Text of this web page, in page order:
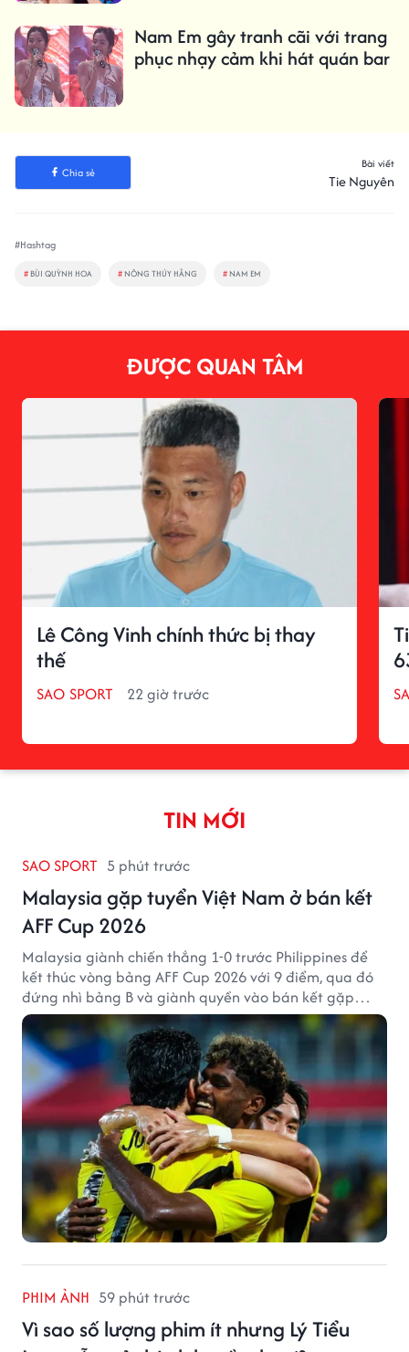
Nam Em gây tranh cãi với trang
phục nhạy cảm khi hát quán bar
Chia sẻ
Bài viết
Tie Nguyên
#Hashtag
# BÙI QUỲNH HOA # NÔNG THÚY HẰNG # NAM EM
ĐƯỢC QUAN TÂM
Lê Công Vinh chính thức bị thay
thế
SAO SPORT 22 giờ trước
TIN MỚI
SAO SPORT 5 phút trước
Malaysia gặp tuyển Việt Nam ở bán kết
AFF Cup 2026
Malaysia giành chiến thắng 1-0 trước Philippines để
kết thúc vòng bảng AFF Cup 2026 với 9 điểm, qua đó
đứng nhì bảng B và giành quyền vào bán kết gặp
tuyển Việt Nam.
PHIM ẢNH 59 phút trước
Vì sao số lượng phim ít nhưng Lý Tiểu